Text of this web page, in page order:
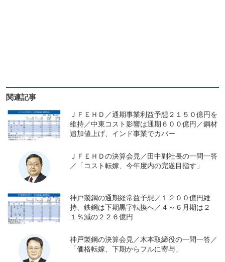
関連記事
ＪＦＥＨＤ／通期事業利益予想２１５０億円を
維持／中東コスト影響は通期６００億円／鋼材
追加値上げ、インド事業でカバー
ＪＦＥＨＤの決算会見／田中副社長の一問一答
／「コスト転嫁、今年度内の完遂目指す」
神戸製鋼の通期経常益予想／１２００億円維
持、鉄鋼は下期黒字転換へ／４～６月期は２
１％減の２２６億円
神戸製鋼の決算会見／木本取締役の一問一答／
「価格転嫁、下期からフルに寄与」